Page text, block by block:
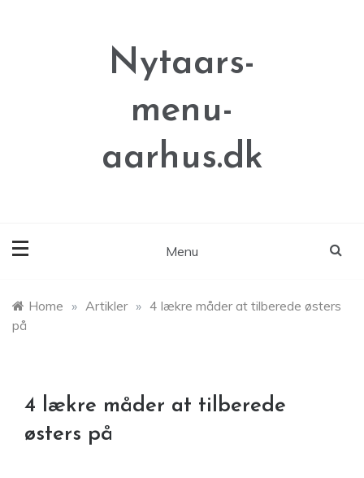
Nytaars-
menu-
aarhus.dk
Menu
Home » Artikler » 4 lækre måder at tilberede østers
på
4 lækre måder at tilberede
østers på